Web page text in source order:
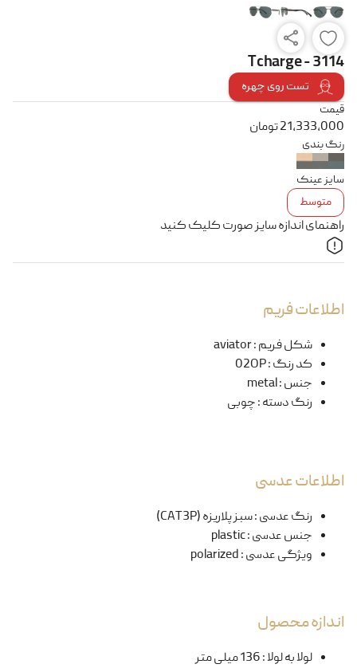
Tcharge - 3114
تست روی چهره
قیمت
21,333,000تومان
رنگ بندی
سایز عینک
متوسط
راهنمای اندازه سایز صورت کلیک کنید
اطلاعات فریم
شکل فریم:
aviator
کد رنگ:
02OP
جنس:
metal
رنگ دسته:چوبی
اطلاعات عدسی
رنگ عدسی:سبز پلاریزه (CAT3P)
جنس عدسی:
plastic
ویژگی عدسی:
polarized
اندازه محصول
لولا به لولا:136 میلی متر